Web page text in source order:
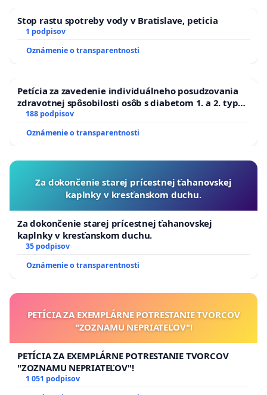
Stop rastu spotreby vody v Bratislave, peticia
1 podpisov
Oznámenie o transparentnosti
Petícia za zavedenie individuálneho posudzovania
zdravotnej spôsobilosti osôb s diabetom 1. a 2. typu
pri prijímaní do Policajného zboru SR
188 podpisov
Oznámenie o transparentnosti
Za dokončenie starej prícestnej ťahanovskej
kaplnky v kresťanskom duchu.
Za dokončenie starej prícestnej ťahanovskej
kaplnky v kresťanskom duchu.
35 podpisov
Oznámenie o transparentnosti
PETÍCIA ZA EXEMPLÁRNE POTRESTANIE TVORCOV
"ZOZNAMU NEPRIATEĽOV"!
PETÍCIA ZA EXEMPLÁRNE POTRESTANIE TVORCOV
"ZOZNAMU NEPRIATEĽOV"!
1 051 podpisov